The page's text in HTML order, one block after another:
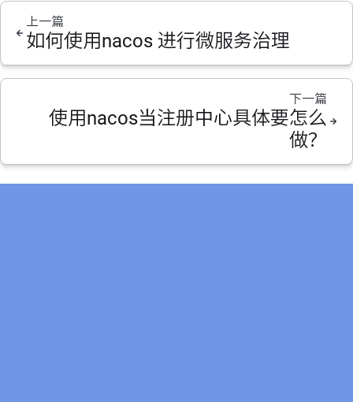
上一篇
如何使用nacos 进行微服务治理
下一篇
使用nacos当注册中心具体要怎么
做？